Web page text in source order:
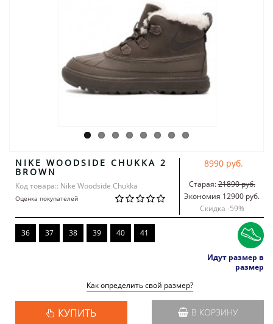
NIKE WOODSIDE CHUKKA 2
BROWN
Код товара:: Nike Woodside Chukka
Оценка покупателей
8990 руб.
Старая:21890 руб.
Экономия 12900 руб.
Скидка -59%
36 37 38 39 40 41
Идут размер в
размер
Как определить свой размер?
КУПИТЬ В КОРЗИНУ